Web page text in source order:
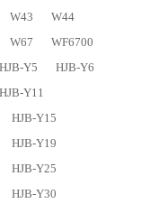
W43
W44
W67
WF6700
HJB-Y5
HJB-Y6
HJB-Y11
HJB-Y15
HJB-Y19
HJB-Y25
HJB-Y30